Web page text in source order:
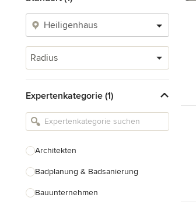
Radius
Expertenkategorie (1)
Architekten
Badplanung & Badsanierung
Bauunternehmen